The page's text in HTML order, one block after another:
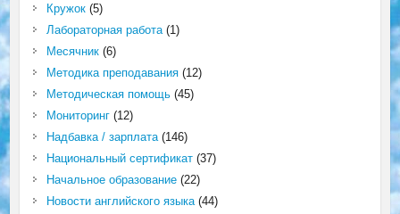
Кружок(5)
Лабораторная работа(1)
Месячник(6)
Методика преподавания(12)
Методическая помощь(45)
Мониторинг(12)
Надбавка / зарплата(146)
Национальный сертификат(37)
Начальное образование(22)
Новости английского языка(44)